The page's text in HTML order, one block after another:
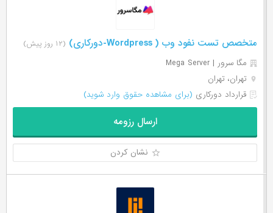
متخصص تست نفود وب ( Wordpress-دورکاری) (۱۲ روز پیش)
مگا سرور | Mega Server
تهران، تهران
قرارداد دورکاری (برای مشاهده حقوق وارد شوید)
ارسال رزومه
نشان کردن